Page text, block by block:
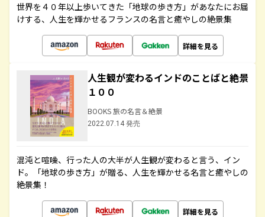
世界を４０年以上歩いてきた「地球の歩き方」があなたにお届
けする、人生を輝かせるフランスの名言と癒やしの絶景集
詳細を見る
人生観が変わるインドのことばと絶景
１００
BOOKS 旅の名言＆絶景
2022.07.14 発売
混沌と喧噪、行った人の大半が人生観が変わると言う、イン
ド。「地球の歩き方」が贈る、人生を輝かせる名言と癒やしの
絶景集！
詳細を見る